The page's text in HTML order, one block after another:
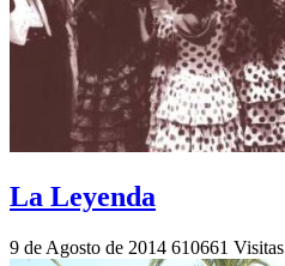
La Leyenda
9 de Agosto de 2014 610661 Visitas